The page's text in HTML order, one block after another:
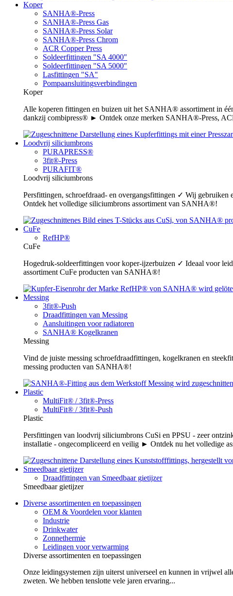
Koper
SANHA®-Press
SANHA®-Press Gas
SANHA®-Press Solar
SANHA®-Press Chrom
ACR Copper Press
Soldeerfittingen "SA 4000"
Soldeerfittingen "SA 5000"
Lasfittingen "SA"
Pompaansluitingsverbindingen
Koper
Alle koperen fittingen en buizen uit het SANHA® assortiment in
dankzij combipress® ► Ontdek onze merken SANHA®-Press,
Loodvrij siliciumbrons
PURAPRESS®
3fit®-Press
PURAFIT®
Loodvrij siliciumbrons
Persfittingen, schroefdraad- en overgangsfittingen ✓ Wij
Ontdek het volledige siliciumbrons assortiment van SANHA®!
CuFe
RefHP®
CuFe
Hogedruk-soldeerfittingen voor koper-ijzerbuizen ✓ Ideaal voor
assortiment CuFe producten van SANHA®!
Messing
3fit®-Push
Draadfittingen van Messing
Aansluitingen voor radiatoren
SANHA® Kogelkranen
Messing
Vind de juiste messing schroefdraadfittingen, kogelkranen en
messing producten van SANHA®!
Plastic
MultiFit® / 3fit®-Press
MultiFit® / 3fit®-Push
Plastic
Persfittingen van loodvrij siliciumbrons CuSi en PPSU - zeer
installatie - ongecompliceerd en veilig ► Ontdek nu het volledige
Smeedbaar gietijzer
Draadfittingen van Smeedbaar gietijzer
Smeedbaar gietijzer
Diverse assortimenten en toepassingen
OEM & Voordelen voor klanten
Industrie
Drinkwater
Zonnethermie
Leidingen voor verwarming
Diverse assortimenten en toepassingen
Onze leidingsystemen zijn uiterst universeel en kunnen in vrijwel
zweten. We hebben tenslotte vele jaren ervaring...